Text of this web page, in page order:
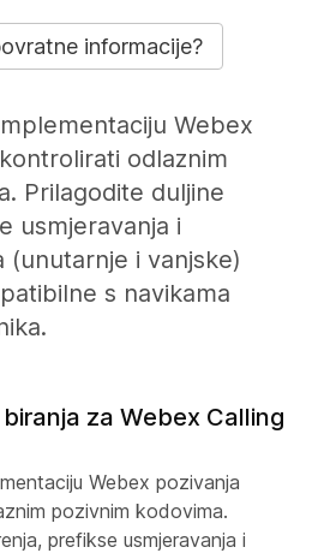
informacije?
Webex
odlaznim
Prilagodite duljine
usmjeravanja i
i vanjske)
s navikama
za Webex Calling
Webex pozivanja
pozivnim kodovima.
prefikse usmjeravanja i